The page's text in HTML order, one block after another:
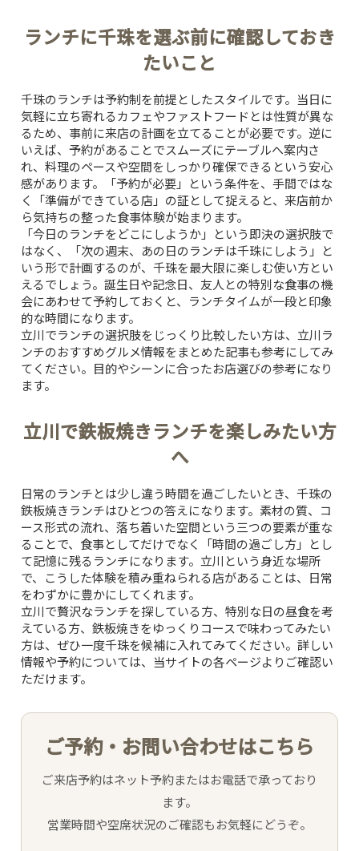
TOP
CONCEPT
PICK UP WINE
SNS
INTERIOR
NEWS
MOVIE
ACCESS /
RESERVATION
JP EN
ランチに千珠を選ぶ前に確認しておき
たいこと
千珠のランチは予約制を前提としたスタイルです。当日に
気軽に立ち寄れるカフェやファストフードとは性質が異な
るため、事前に来店の計画を立てることが必要です。逆に
いえば、予約があることでスムーズにテーブルへ案内さ
れ、料理のペースや空間をしっかり確保できるという安心
感があります。「予約が必要」という条件を、手間ではな
く「準備ができている店」の証として捉えると、来店前か
ら気持ちの整った食事体験が始まります。
「今日のランチをどこにしようか」という即決の選択肢で
はなく、「次の週末、あの日のランチは千珠にしよう」と
いう形で計画するのが、千珠を最大限に楽しむ使い方とい
えるでしょう。誕生日や記念日、友人との特別な食事の機
会にあわせて予約しておくと、ランチタイムが一段と印象
的な時間になります。
立川でランチの選択肢をじっくり比較したい方は、 立川ラ
ンチのおすすめグルメ情報をまとめた記事も参考にしてみ
てください。目的やシーンに合ったお店選びの参考になり
ます。
立川で鉄板焼きランチを楽しみたい方
へ
日常のランチとは少し違う時間を過ごしたいとき、千珠の
鉄板焼きランチはひとつの答えになります。素材の質、コ
ース形式の流れ、落ち着いた空間という三つの要素が重な
ることで、食事としてだけでなく「時間の過ごし方」とし
て記憶に残るランチになります。立川という身近な場所
で、こうした体験を積み重ねられる店があることは、日常
をわずかに豊かにしてくれます。
立川で贅沢なランチを探している方、特別な日の昼食を考
えている方、鉄板焼きをゆっくりコースで味わってみたい
方は、ぜひ一度千珠を候補に入れてみてください。詳しい
情報や予約については、当サイトの各ページよりご確認い
ただけます。
ご予約・お問い合わせはこちら
ご来店予約はネット予約またはお電話で承っており
ます。
営業時間や空席状況のご確認もお気軽にどうぞ。